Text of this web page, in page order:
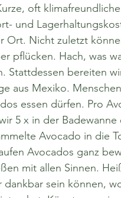
oft klimafreundliche
und
Ort. Nicht zuletzt
pflücken. Hach, was
Stattdessen bereiten
aus Mexiko.
essen dürfen. Pro
5 x in der Badewanne
Avocado in die
Avocados ganz
mit allen Sinnen.
sein können,